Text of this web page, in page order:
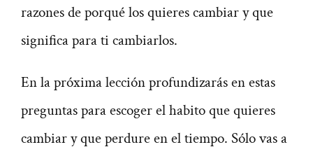
razones de porqué los quieres cambiar y que
significa para ti cambiarlos.
En la próxima lección profundizarás en estas
preguntas para escoger el habito que quieres
cambiar y que perdure en el tiempo. Sólo vas a